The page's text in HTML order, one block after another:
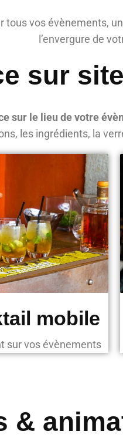
tous vos évènements,
l’envergure de
sur
sur le lieu de votre
les ingrédients, la
mobile
sur vos évènements
&